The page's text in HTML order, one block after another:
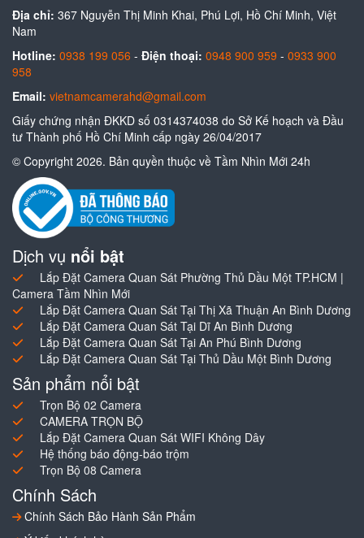
Địa chỉ: 367 Nguyễn Thị Minh Khai, Phú Lợi, Hồ Chí Minh, Việt
Nam
Hotline: 0938 199 056 - Điện thoại: 0948 900 959 - 0933 900
958
Email: vietnamcamerahd@gmail.com
Giấy chứng nhận ĐKKD số 0314374038 do Sở Kế hoạch và Đầu
tư Thành phố Hồ Chí Minh cấp ngày 26/04/2017
© Copyright 2026. Bản quyền thuộc về Tầm Nhìn Mới 24h
Dịch vụ nổi bật
Lắp Đặt Camera Quan Sát Phường Thủ Dầu Một TP.HCM |
Camera Tầm Nhìn Mới
Lắp Đặt Camera Quan Sát Tại Thị Xã Thuận An Bình Dương
Lắp Đặt Camera Quan Sát Tại Dĩ An Bình Dương
Lắp Đặt Camera Quan Sát Tại An Phú Bình Dương
Lắp Đặt Camera Quan Sát Tại Thủ Dầu Một Bình Dương
Sản phẩm nổi bật
Trọn Bộ 02 Camera
CAMERA TRỌN BỘ
Lắp Đặt Camera Quan Sát WIFI Không Dây
Hệ thống báo động-báo trộm
Trọn Bộ 08 Camera
Chính Sách
Chính Sách Bảo Hành Sản Phẩm